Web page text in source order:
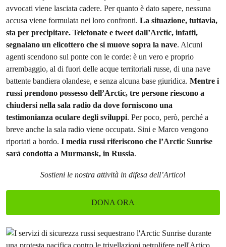
avvocati viene lasciata cadere. Per quanto è dato sapere, nessuna
accusa viene formulata nei loro confronti. La situazione, tuttavia,
sta per precipitare. Telefonate e tweet dall’Arctic, infatti,
segnalano un elicottero che si muove sopra la nave. Alcuni
agenti scendono sul ponte con le corde: è un vero e proprio
arrembaggio, al di fuori delle acque territoriali russe, di una nave
battente bandiera olandese, e senza alcuna base giuridica. Mentre i
russi prendono possesso dell’Arctic, tre persone riescono a
chiudersi nella sala radio da dove forniscono una
testimonianza oculare degli sviluppi. Per poco, però, perché a
breve anche la sala radio viene occupata. Sini e Marco vengono
riportati a bordo. I media russi riferiscono che l’Arctic Sunrise
sarà condotta a Murmansk, in Russia.
Sostieni le nostra attività in difesa dell’Artico!
DONA ORA